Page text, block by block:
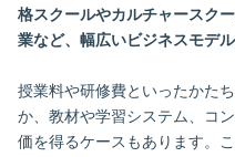
格スクールやカルチャースク
業など、幅広いビジネスモデ
授業料や研修費といったかた
か、教材や学習システム、コ
価を得るケースもあります。